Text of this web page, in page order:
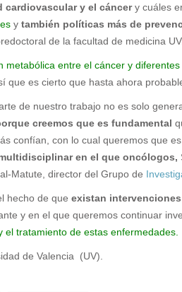
cardiovascular y el cáncery cuáles
y también políticas más de
de la facultad de medicina UV.
metabólica entre el cáncer y diferentes
que es cierto que hasta ahora
de nuestro trabajo no es solo
creemos que es fundamental
confían, con lo cual queremos que
en el que oncólogos,
Matute, director del Grupo de
hecho de que existan
y en el que queremos continuar
el tratamiento de estas enfermedades.
de Valencia (UV).